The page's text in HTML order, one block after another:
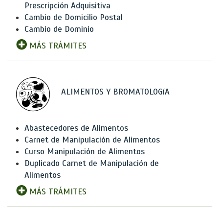
Prescripción Adquisitiva
Cambio de Domicilio Postal
Cambio de Dominio
MÁS TRÁMITES
ALIMENTOS Y BROMATOLOGíA
Abastecedores de Alimentos
Carnet de Manipulación de Alimentos
Curso Manipulación de Alimentos
Duplicado Carnet de Manipulación de
Alimentos
MÁS TRÁMITES